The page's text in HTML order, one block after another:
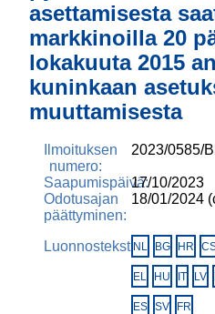
asettamisesta
markkinoilla 20
lokakuuta 2015
kuninkaan
muuttamisesta
Ilmoituksen
numero:
2023/0585/
Saapumispäivä:17/10/2023
Odotusajan
päättyminen:
18/01/2024
Luonnosteksti:NL BG HR
EL HU IT LV
ES SV FR